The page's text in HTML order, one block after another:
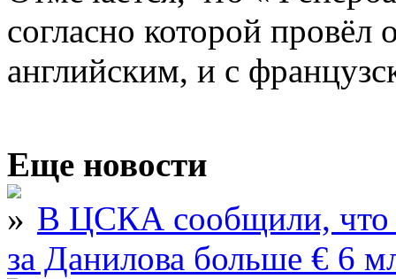
согласно которой провёл
английским, и с
Еще новости
В ЦСКА сообщили, что
за Данилова больше € 6